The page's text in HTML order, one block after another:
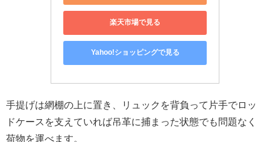
楽天市場で見る
Yahoo!ショッピングで見る
手提げは網棚の上に置き、リュックを背負って片手でロッ
ドケースを支えていれば吊革に捕まった状態でも問題なく
荷物を運べます。